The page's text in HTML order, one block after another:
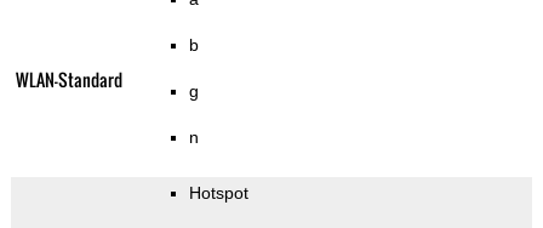
WLAN-Standard
b
g
n
Hotspot